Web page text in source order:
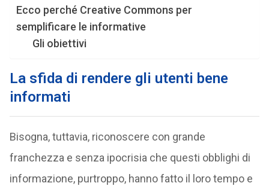
Ecco perché Creative Commons per
semplificare le informative
Gli obiettivi
La sfida di rendere gli utenti bene
informati
Bisogna, tuttavia, riconoscere con grande
franchezza e senza ipocrisia che questi obblighi di
informazione, purtroppo, hanno fatto il loro tempo e